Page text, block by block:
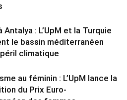
Antalya : L’UpM et la Turquie
le bassin méditerranéen
climatique
au féminin : L’UpM lance la
du Prix Euro-